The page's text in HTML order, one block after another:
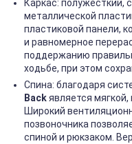
Каркас: полужесткий,
металлической
пластиковой панели,
и равномерное
поддержанию
ходьбе, при этом
Спина: благодаря
Backявляется
Широкий
позвоночника
спиной и рюкзаком.